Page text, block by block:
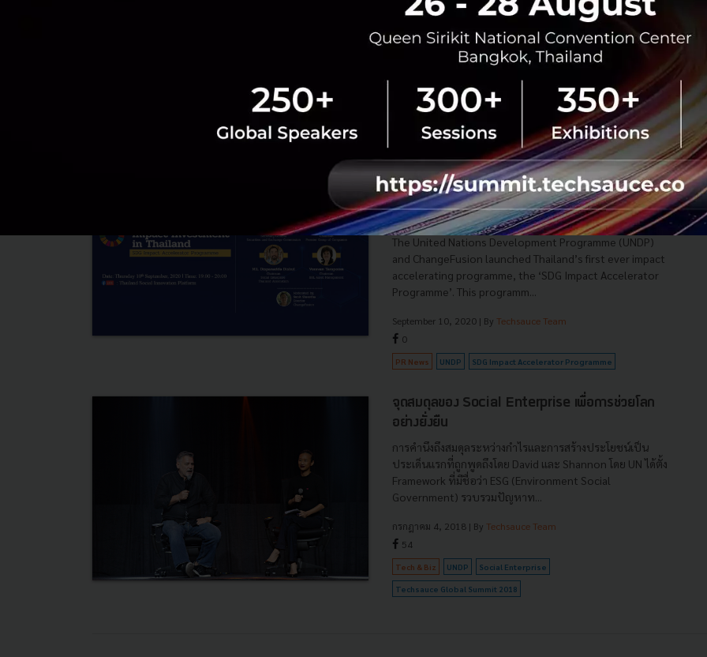
Change Fusion จัดงานเสวนาในหัวข้อ Driving Impact
Investment in Thailand เพื่อให้ความรู้เกี่ยวกับ Impact
Investment Ecosystem ในป...
News UNDP Change fusion
UNDP partners with ChangeFusion to
launch the ‘SDG Impact Accelerator
Programme’ to support Impact Enterprises
in Thailand
The United Nations Development Programme (UNDP)
and ChangeFusion launched Thailand’s first ever impact
accelerating programme, the ‘SDG Impact Accelerator
Programme’. This programm...
September 10, 2020 | By Techsauce Team
0
PR News UNDP SDG Impact Accelerator Programme
จุดสมดุลของ Social Enterprise เพื่อการช่วยโลก
อย่างยั่งยืน
การคำนึงถึงสมดุลระหว่างกำไรและการสร้างประโยชน์เป็น
ประเด็นแรกที่ถูกพูดถึงโดย David และ Shannon โดย UN ได้ตั้ง
Framework ที่มีชื่อว่า ESG (Environment Social
Government) รวบรวมปัญหาท...
กรกฎาคม 4, 2018 | By Techsauce Team
54
Tech & Biz UNDP Social Enterprise
Techsauce Global Summit 2018